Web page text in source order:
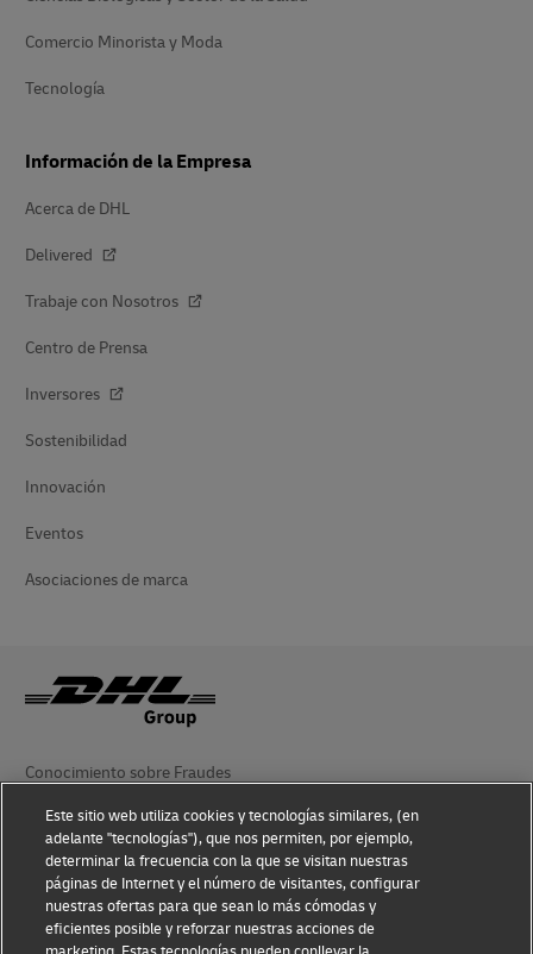
Comercio Minorista y Moda
Tecnología
Información de la Empresa
Acerca de DHL
Delivered
Trabaje con Nosotros
Centro de Prensa
Inversores
Sostenibilidad
Innovación
Eventos
Asociaciones de marca
Conocimiento sobre Fraudes
Aviso Legal
Condiciones de Uso
Aviso de Privacidad
Este sitio web utiliza cookies y tecnologías similares, (en
adelante "tecnologías"), que nos permiten, por ejemplo,
determinar la frecuencia con la que se visitan nuestras
páginas de Internet y el número de visitantes, configurar
nuestras ofertas para que sean lo más cómodas y
eficientes posible y reforzar nuestras acciones de